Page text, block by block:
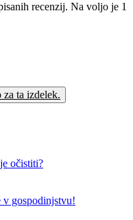
recenzij. Na voljo je 1
ta izdelek.
očistiti?
gospodinjstvu!